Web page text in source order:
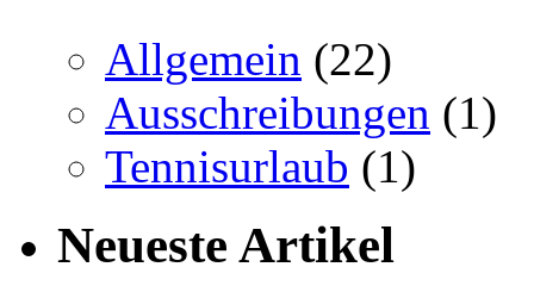
Allgemein (22)
Ausschreibungen (1)
Tennisurlaub (1)
Neueste Artikel